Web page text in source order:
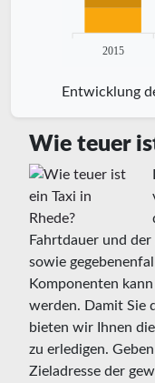
2015
Entwicklung
Wie teuer
Fahrtdauer und
sowie
Komponenten
werden. Damit Sie
bieten wir Ihnen
zu erledigen.
Zieladresse der